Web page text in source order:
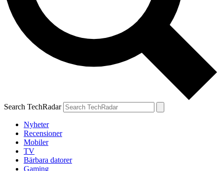
Search TechRadar
Nyheter
Recensioner
Mobiler
TV
Bärbara datorer
Gaming